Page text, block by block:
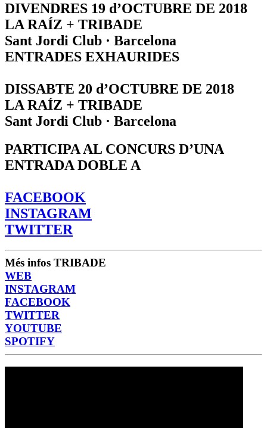
DIVENDRES 19 d’OCTUBRE DE 2018
LA RAÍZ + TRIBADE
Sant Jordi Club · Barcelona
ENTRADES EXHAURIDES
DISSABTE 20 d’OCTUBRE DE 2018
LA RAÍZ + TRIBADE
Sant Jordi Club · Barcelona
PARTICIPA AL CONCURS D’UNA
ENTRADA DOBLE A
FACEBOOK
INSTAGRAM
TWITTER
Més infos TRIBADE
WEB
INSTAGRAM
FACEBOOK
TWITTER
YOUTUBE
SPOTIFY